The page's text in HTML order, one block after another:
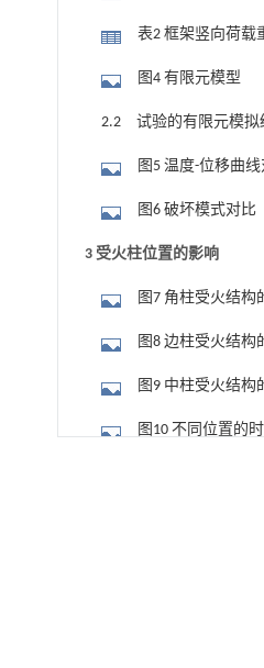
表2 框架竖向荷载
图4 有限元模型
2.2 试验的有限元模拟
图5 温度-位移曲
图6 破坏模式对比
3 受火柱位置的影响
图7 角柱受火结构
图8 边柱受火结构
图9 中柱受火结构
图10 不同位置的